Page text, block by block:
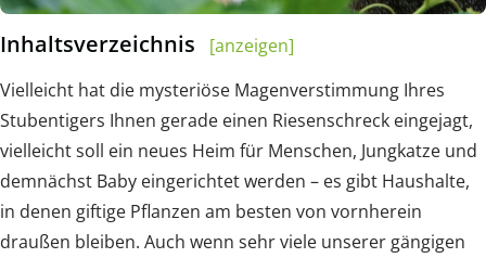
Inhaltsverzeichnis
[anzeigen]
Vielleicht hat die mysteriöse Magenverstimmung Ihres
Stubentigers Ihnen gerade einen Riesenschreck eingejagt,
vielleicht soll ein neues Heim für Menschen, Jungkatze und
demnächst Baby eingerichtet werden – es gibt Haushalte,
in denen giftige Pflanzen am besten von vornherein
draußen bleiben. Auch wenn sehr viele unserer gängigen